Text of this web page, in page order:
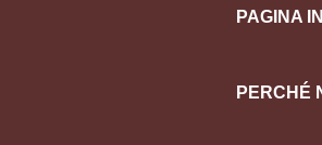
PAGINA
PERCHÉ